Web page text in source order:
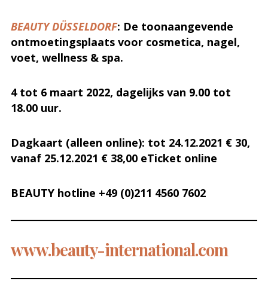
BEAUTY DÜSSELDORF: De toonaangevende
ontmoetingsplaats voor cosmetica, nagel,
voet, wellness & spa.
4 tot 6 maart 2022, dagelijks van 9.00 tot
18.00 uur.
Dagkaart (alleen online): tot 24.12.2021 € 30,
vanaf 25.12.2021 € 38,00 eTicket online
BEAUTY hotline +49 (0)211 4560 7602
www.beauty-international.com